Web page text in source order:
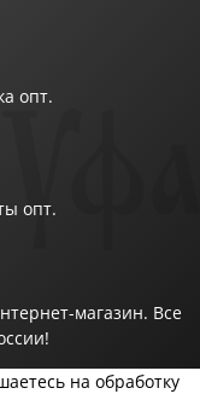
опт.
опт.
магазин. Все
на обработку